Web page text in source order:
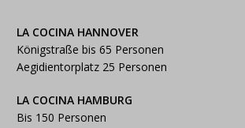
LA COCINA HANNOVER
Königstraße bis 65 Personen
Aegidientorplatz 25 Personen
LA COCINA HAMBURG
Bis 150 Personen